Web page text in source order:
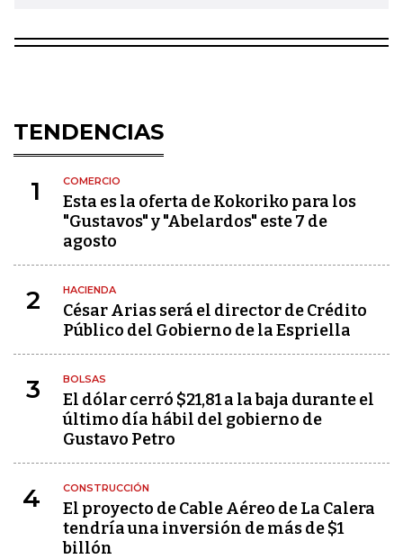
TENDENCIAS
1 COMERCIO
Esta es la oferta de Kokoriko para los
"Gustavos" y "Abelardos" este 7 de
agosto
2 HACIENDA
César Arias será el director de Crédito
Público del Gobierno de la Espriella
3 BOLSAS
El dólar cerró $21,81 a la baja durante el
último día hábil del gobierno de
Gustavo Petro
4 CONSTRUCCIÓN
El proyecto de Cable Aéreo de La Calera
tendría una inversión de más de $1
billón